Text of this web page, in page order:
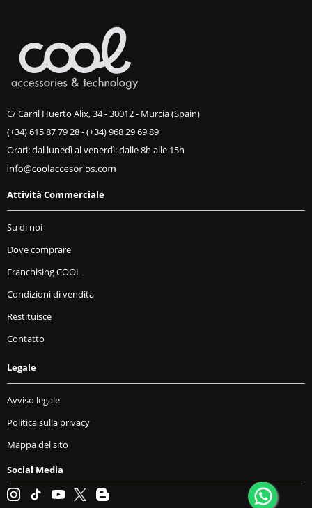
C/ Carril Huerto Alix, 34 - 30012 - Murcia (Spain)
(+34) 615 87 79 28-(+34) 968 29 69 89
Orari: dal lunedì al venerdì: dalle 8h alle 15h
Attività Commerciale
Su di noi
Dove comprare
Franchising COOL
Condizioni di vendita
Restituisce
Contatto
Legale
Avviso legale
Politica sulla privacy
Mappa del sito
Social Media